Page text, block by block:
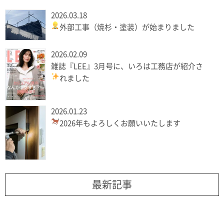
2026.03.18
外部工事（焼杉・塗装）が始まりました
2026.02.09
雑誌『LEE』3月号に、いろは工務店が紹介さ
れました
2026.01.23
2026年もよろしくお願いいたします
最新記事